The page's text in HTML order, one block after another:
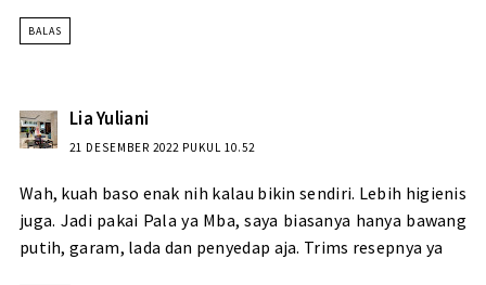
BALAS
Lia Yuliani
21 DESEMBER 2022 PUKUL 10.52
Wah, kuah baso enak nih kalau bikin sendiri. Lebih higienis
juga. Jadi pakai Pala ya Mba, saya biasanya hanya bawang
putih, garam, lada dan penyedap aja. Trims resepnya ya